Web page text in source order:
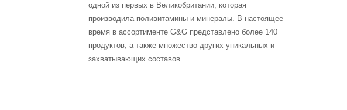
одной из первых в Великобритании, которая
производила поливитамины и минералы. В настоящее
время в ассортименте G&G представлено более 140
продуктов, а также множество других уникальных и
захватывающих составов.